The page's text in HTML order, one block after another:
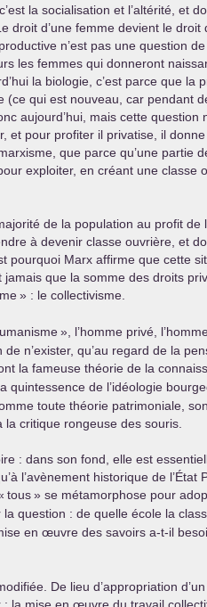
la socialisation et l’altérité, et
droit d’une femme devient le
n’est pas une question
les femmes qui donneront
la biologie, c’est parce que
(ce qui est nouveau, car
aujourd’hui, mais cette
et pour profiter il privatise, il
que parce qu’une partie
exploiter, en créant une
de la population au profit
à devenir classe ouvrière, et
pourquoi Marx affirme que
que la somme des droits
» : le collectivisme.
», l’homme privé,
de n’exister, qu’au regard de la
la fameuse théorie de la
quintessence de l’idéologie
toute théorie patrimoniale,
critique rongeuse des souris.
: dans son fond, elle est
l’avènement historique de
tous» se métamorphose pour
question : de quelle école la
en œuvre des savoirs a-t-il
De lieu d’appropriation